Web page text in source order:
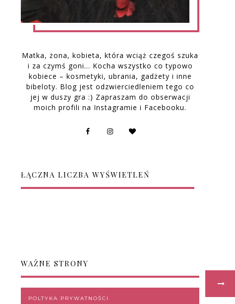
Matka, żona, kobieta, która wciąż czegoś szuka
i za czymś goni… Kocha wszystko co typowo
kobiece – kosmetyki, ubrania, gadżety i inne
bibeloty. Blog jest odzwierciedleniem tego co
jej w duszy gra :) Zapraszam do obserwacji
moich profili na Instagramie i Facebooku.
ŁĄCZNA LICZBA WYŚWIETLEŃ
WAŻNE STRONY
POLTYKA PRYWATNOŚCI